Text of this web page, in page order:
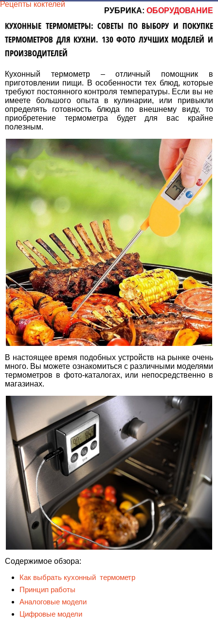
Рецепты коктелей
РУБРИКА: ОБОРУДОВАНИЕ
КУХОННЫЕ ТЕРМОМЕТРЫ: СОВЕТЫ ПО ВЫБОРУ И ПОКУПКЕ
ТЕРМОМЕТРОВ ДЛЯ КУХНИ. 130 ФОТО ЛУЧШИХ МОДЕЛЕЙ И
ПРОИЗВОДИТЕЛЕЙ
Кухонный термометр – отличный помощник в
приготовлении пищи. В особенности тех блюд, которые
требуют постоянного контроля температуры. Если вы не
имеете большого опыта в кулинарии, или привыкли
определять готовность блюда по внешнему виду, то
приобретение термометра будет для вас крайне
полезным.
В настоящее время подобных устройств на рынке очень
много. Вы можете ознакомиться с различными моделями
термометров в фото-каталогах, или непосредственно в
магазинах.
Содержимое обзора:
Как выбрать кухонный термометр
Принцип работы
Аналоговые модели
Цифровые модели